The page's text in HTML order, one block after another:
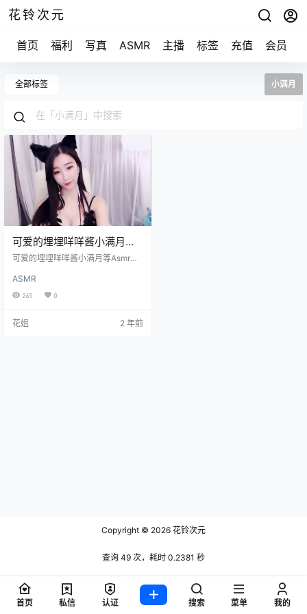
花铃次元
首页 福利 写真 ASMR 主播 标签 充值 会员
全部标签 小满月
可爱的埋埋咩咩酱小满月等
Asmr福利5部合集
可爱的埋埋咩咩酱小满月等Asmr福
ASMR
265 0
花姐 2 年前
Copyright © 2026 花铃次元
查询 49 次，耗时 0.2381 秒
首页 私信 认证 搜索 菜单 我的